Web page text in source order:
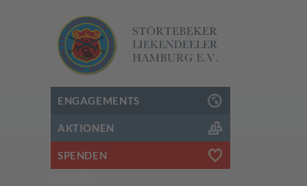
ENGAGEMENTS
AKTIONEN
SPENDEN